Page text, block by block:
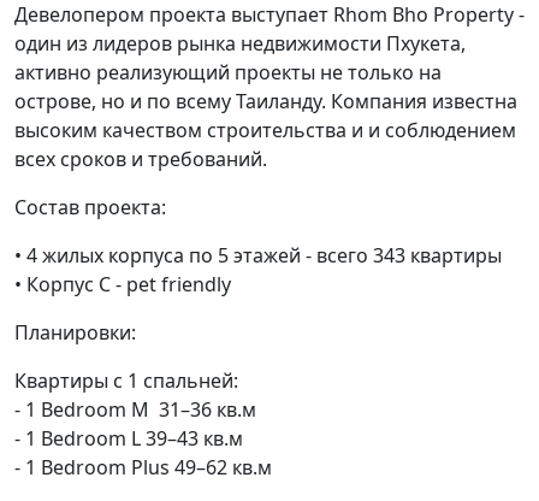
Девелопером проекта выступает Rhom Bho Property -
один из лидеров рынка недвижимости Пхукета,
активно реализующий проекты не только на
острове, но и по всему Таиланду. Компания известна
высоким качеством строительства и и соблюдением
всех сроков и требований.
Состав проекта:
• 4 жилых корпуса по 5 этажей - всего 343 квартиры
• Корпус C - pet friendly
Планировки:
Квартиры с 1 спальней:
- 1 Bedroom M 31–36 кв.м
- 1 Bedroom L 39–43 кв.м
- 1 Bedroom Plus 49–62 кв.м